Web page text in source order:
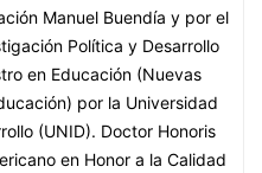
Manuel Buendía y por el
Política y Desarrollo
en Educación (Nuevas
por la Universidad
(UNID). Doctor Honoris
en Honor a la Calidad